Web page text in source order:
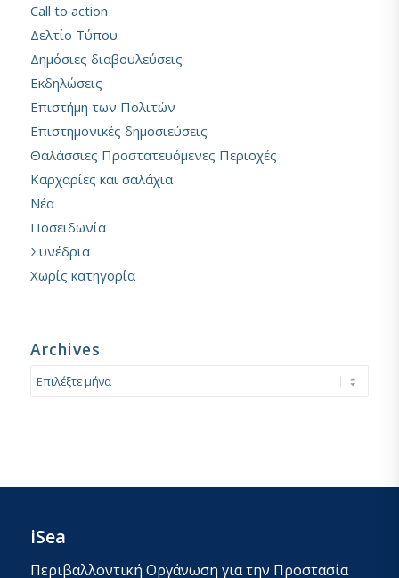
Call to action
Δελτίο Τύπου
Δημόσιες διαβουλεύσεις
Εκδηλώσεις
Επιστήμη των Πολιτών
Επιστημονικές δημοσιεύσεις
Θαλάσσιες Προστατευόμενες Περιοχές
Καρχαρίες και σαλάχια
Νέα
Ποσειδωνία
Συνέδρια
Χωρίς κατηγορία
Archives
iSea
Περιβαλλοντική Οργάνωση για την Προστασία